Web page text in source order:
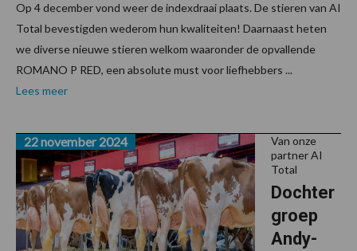
Op 4 december vond weer de indexdraai plaats. De stieren van AI
Total bevestigden wederom hun kwaliteiten! Daarnaast heten
we diverse nieuwe stieren welkom waaronder de opvallende
ROMANO P RED, een absolute must voor liefhebbers ...
Lees meer
Van onze
partner AI
Total
Dochter
groep
Andy-
22 november 2024